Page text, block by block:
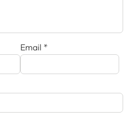
Email *